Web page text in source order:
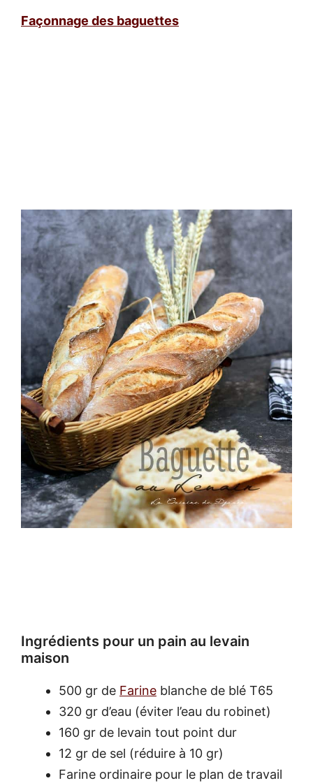
Façonnage des baguettes
Ingrédients pour un pain au levain
maison
500 gr de Farine blanche de blé T65
320 gr d’eau (éviter l’eau du robinet)
160 gr de levain tout point dur
12 gr de sel (réduire à 10 gr)
Farine ordinaire pour le plan de travail